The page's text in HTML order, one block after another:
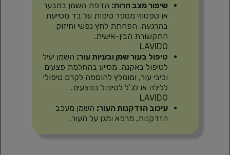
שיפור מצב הרוח: הדפת השמן במבער
או טפטוף מספר טיפות על בד מסייעת
בהרגעה, הפחתת לחץ נפשי וחיזוק
התקשורת הבין-אישית.
LAVIDO
טיפול בעור שמן ובעיות עור: השמן יעיל
לטיפול באקנה, מסייע בהחלמת פצעים
וכיבי עור, ומומלץ להוספה לקרם טיפולי
ללילה או לג’ל לטיפול בפצעים.
LAVIDO
עיכוב הזדקנות העור: השמן מעכב
הזדקנות, מרפא ומגן על העור.